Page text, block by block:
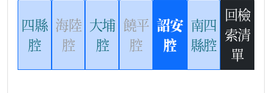
四縣
腔
海陸
腔
大埔
腔
饒平
腔
詔安
腔
南四
縣腔
回檢
索清
單